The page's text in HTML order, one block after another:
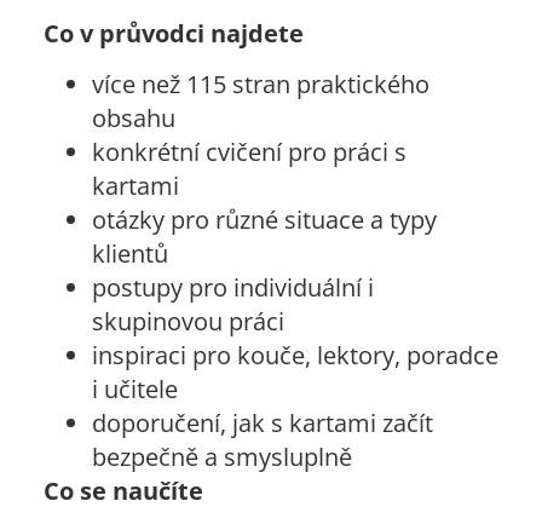
Co v průvodci najdete
více než 115 stran praktického
obsahu
konkrétní cvičení pro práci s
kartami
otázky pro různé situace a typy
klientů
postupy pro individuální i
skupinovou práci
inspiraci pro kouče, lektory, poradce
i učitele
doporučení, jak s kartami začít
bezpečně a smysluplně
Co se naučíte